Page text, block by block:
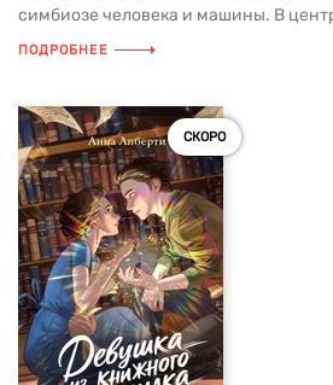
симбиозе человека и машины. В
ПОДРОБНЕЕ
СКОРО